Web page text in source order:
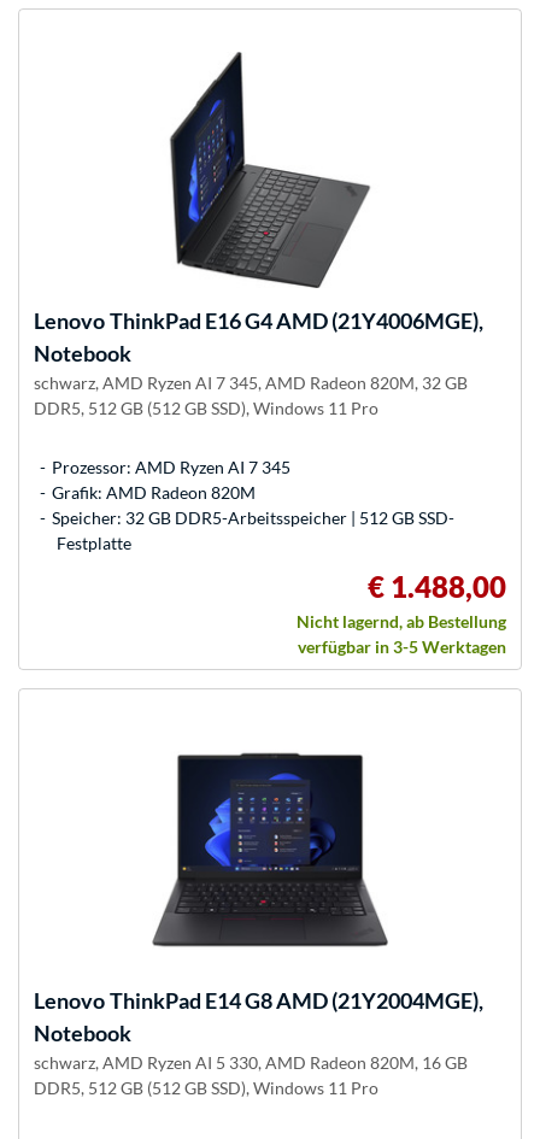
LenovoThinkPad E16 G4 AMD (21Y4006MGE),
Notebook
schwarz, AMD Ryzen AI 7 345, AMD Radeon 820M, 32 GB
DDR5, 512 GB (512 GB SSD), Windows 11 Pro
Prozessor: AMD Ryzen AI 7 345
Grafik: AMD Radeon 820M
Speicher: 32 GB DDR5-Arbeitsspeicher | 512 GB SSD-
Festplatte
€ 1.488,00
Nicht lagernd, ab Bestellung
verfügbar in 3-5 Werktagen
LenovoThinkPad E14 G8 AMD (21Y2004MGE),
Notebook
schwarz, AMD Ryzen AI 5 330, AMD Radeon 820M, 16 GB
DDR5, 512 GB (512 GB SSD), Windows 11 Pro